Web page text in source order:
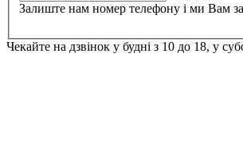
Залиште нам номер телефону і ми Вам
Чекайте на дзвінок у будні з 10 до 18, у